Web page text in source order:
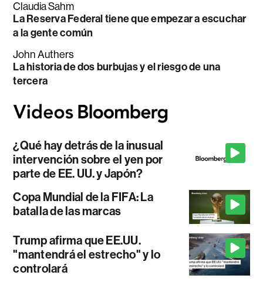
Claudia Sahm
La Reserva Federal tiene que empezar a escuchar
a la gente común
John Authers
La historia de dos burbujas y el riesgo de una
tercera
¿Qué hay detrás de la inusual
intervención sobre el yen por
parte de EE. UU. y Japón?
Copa Mundial de la FIFA: La
batalla de las marcas
Trump afirma que EE.UU.
"mantendrá el estrecho" y lo
controlará